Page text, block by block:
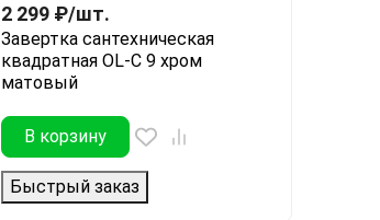
2 299 ₽/шт.
Завертка сантехническая
квадратная OL-C 9 хром
матовый
В корзину
Быстрый заказ